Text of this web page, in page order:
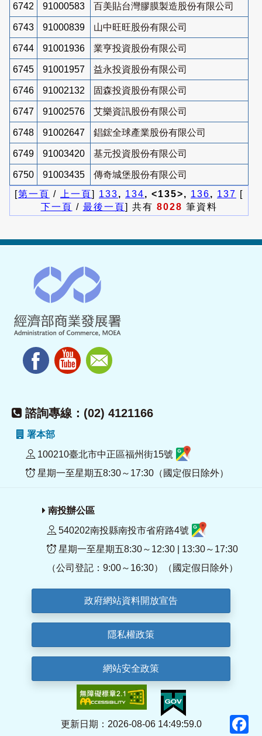
6742 91000583 百美貼台灣膠膜製造股份有限公司
6743 91000839 山中旺旺股份有限公司
6744 91001936 業亨投資股份有限公司
6745 91001957 益永投資股份有限公司
6746 91002132 固森投資股份有限公司
6747 91002576 艾樂資訊股份有限公司
6748 91002647 錩鋐全球產業股份有限公司
6749 91003420 基元投資股份有限公司
6750 91003435
傳奇城堡股份有限公司
[第一頁 / 上一頁] 133, 134, <135>, 136, 137 [
下一頁 / 最後一頁] 共有 8028 筆資料
諮詢專線：(02) 4121166
署本部
100210臺北市中正區福州街15號
星期一至星期五8:30～17:30（國定假日除外）
南投辦公區
540202南投縣南投市省府路4號
星期一至星期五8:30～12:30 | 13:30～17:30
（公司登記：9:00～16:30）（國定假日除外）
政府網站資料開放宣告
隱私權政策
網站安全政策
更新日期：2026-08-06 14:49:59.0